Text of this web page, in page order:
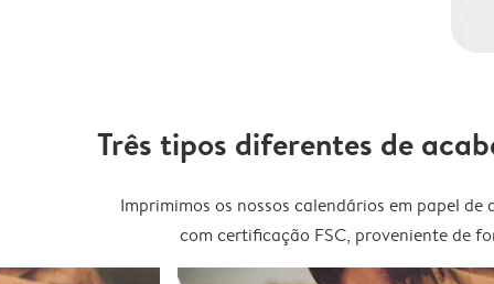
Três tipos diferentes de
Imprimimos os nossos calendários em papel
com certificação FSC, proveniente de